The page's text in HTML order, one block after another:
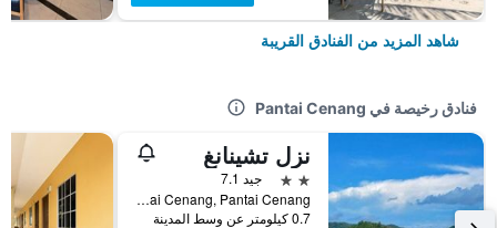
شاهد المزيد من الفنادق القريبة
فنادق رخيصة في Pantai Cenang
نزل تشينانغ
2 نجمتين
جيد 7.1
No. 18, Kampung Pantai Cenang, Pantai Cenang, ماليزيا
0.7 كيلومتر عن وسط المدينة